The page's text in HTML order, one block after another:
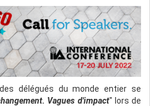
délégués du monde entier se
Vagues d'impact" lors de